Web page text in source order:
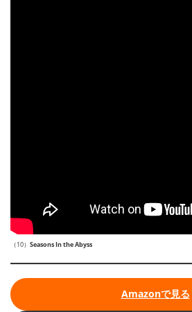
（10） Seasons In the Abyss
Amazonで見る